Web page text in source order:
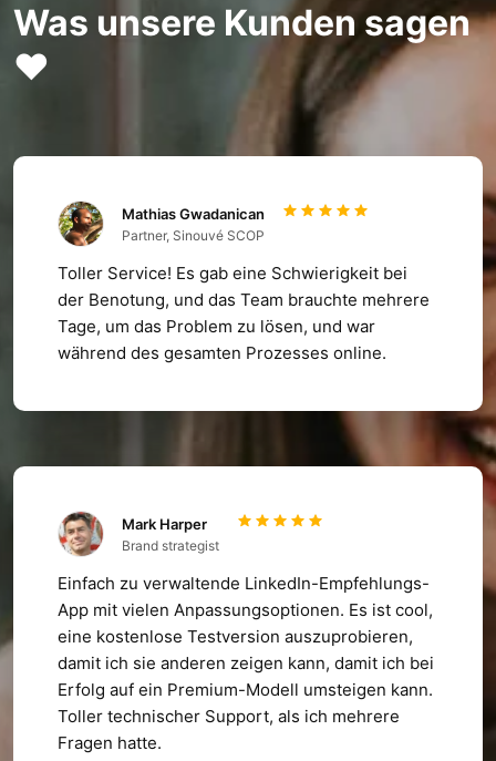
Was unsere Kunden sagen
❤️
Mathias Gwadanican
Partner, Sinouvé SCOP
Toller Service! Es gab eine Schwierigkeit bei
der Benotung, und das Team brauchte mehrere
Tage, um das Problem zu lösen, und war
während des gesamten Prozesses online.
Mark Harper
Brand strategist
Einfach zu verwaltende LinkedIn-Empfehlungs-
App mit vielen Anpassungsoptionen. Es ist cool,
eine kostenlose Testversion auszuprobieren,
damit ich sie anderen zeigen kann, damit ich bei
Erfolg auf ein Premium-Modell umsteigen kann.
Toller technischer Support, als ich mehrere
Fragen hatte.